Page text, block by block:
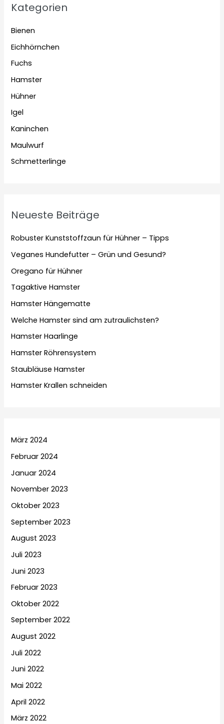
Kategorien
Bienen
Eichhörnchen
Fuchs
Hamster
Hühner
Igel
Kaninchen
Maulwurf
Schmetterlinge
Neueste Beiträge
Robuster Kunststoffzaun für Hühner – Tipps
Veganes Hundefutter – Grün und Gesund?
Oregano für Hühner
Tagaktive Hamster
Hamster Hängematte
Welche Hamster sind am zutraulichsten?
Hamster Haarlinge
Hamster Röhrensystem
Staubläuse Hamster
Hamster Krallen schneiden
März 2024
Februar 2024
Januar 2024
November 2023
Oktober 2023
September 2023
August 2023
Juli 2023
Juni 2023
Februar 2023
Oktober 2022
September 2022
August 2022
Juli 2022
Juni 2022
Mai 2022
April 2022
März 2022